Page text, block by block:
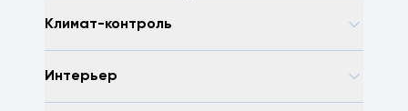
Климат-контроль
Интерьер